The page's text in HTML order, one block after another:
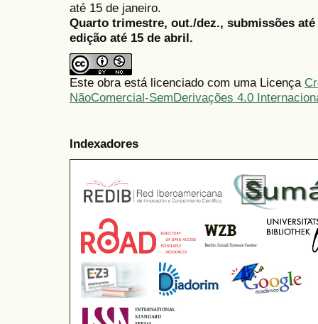
até 15 de janeiro.
Quarto trimestre, out./dez., submissões
edição até 15 de abril.
Este obra está licenciado com uma Licença
NãoComercial-SemDerivações 4.0
Indexadores